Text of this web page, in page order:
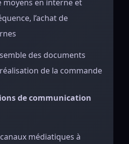
moyens en interne et
l’achat de
des documents
de la commande
de communication
médiatiques à